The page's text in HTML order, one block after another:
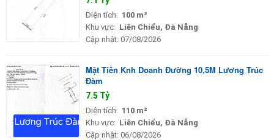
Diện tích: 100 m²
Khu vực: Liên Chiểu, Đà Nẵng
Cập nhật: 07/08/2026
Mặt Tiền Knh Doanh Đường 10,5M Lương Trúc
Đàm
7.5 Tỷ
Diện tích: 110 m²
Khu vực: Liên Chiểu, Đà Nẵng
Cập nhật: 06/08/2026